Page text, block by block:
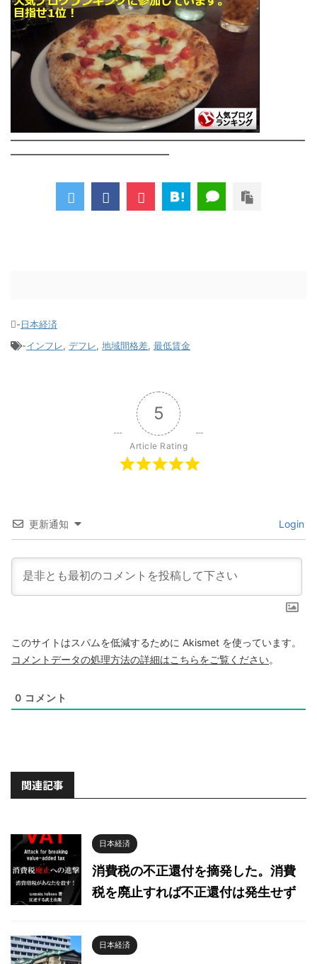
――――――――――――――――――――――――――
――――――――――――――
-日本経済
-インフレ, デフレ, 地域間格差, 最低賃金
5
Article Rating
更新通知 Login
このサイトはスパムを低減するために Akismet を使っています。
コメントデータの処理方法の詳細はこちらをご覧ください。
0 コメント
関連記事
日本経済
消費税の不正還付を摘発した。消費
税を廃止すれば不正還付は発生せず
日本経済